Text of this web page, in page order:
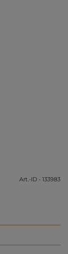
Art.-ID - 133983